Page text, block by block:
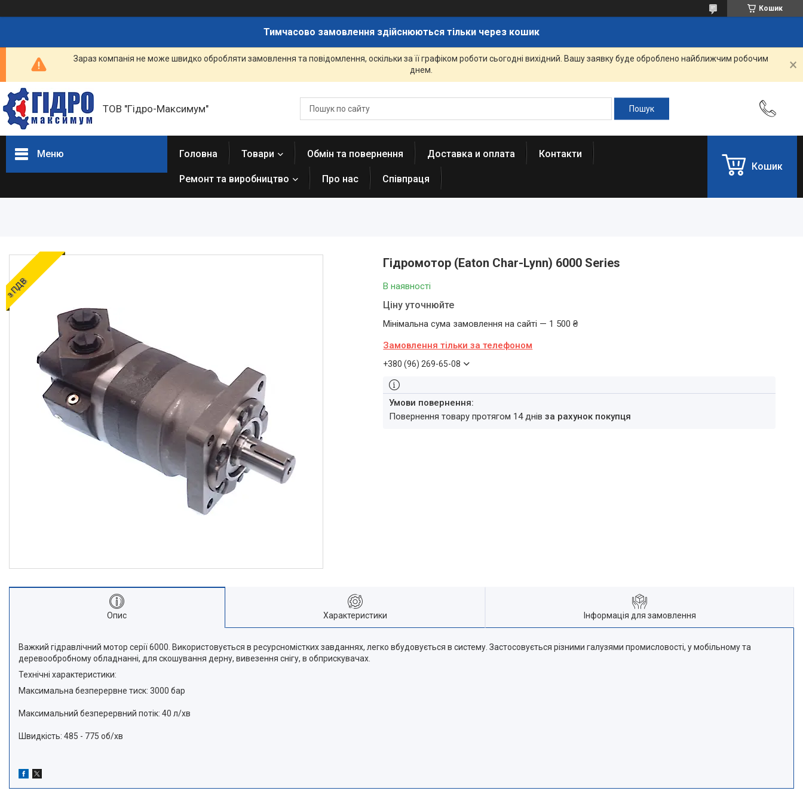
Кошик
Тимчасово замовлення здійснюються тільки через кошик
Зараз компанія не може швидко обробляти замовлення та повідомлення, оскільки за її графіком роботи сьогодні вихідний. Вашу заявку буде оброблено найближчим робочим
днем.
ТОВ "Гідро-Максимум"
Меню
ПНЕВМАТИКА
ОЛИВИ ТА МАСТИЛА
ДІАГНОСТИЧНІ І
КОНТРОЛЬНО-
ВИМІРЮВАЛЬНІ ПРИЛАДИ
Запчастин до
сільгосптехніки
ЗАПЧАСТИНИ ДЛЯ
БУДІВЕЛЬНОЇ І
ДОРОЖНЬОГО ТЕХНІКИ
Запчастини до
навантажувачів
Головна Товари Обмін та повернення Доставка и оплата Контакти
Ремонт та виробництво Про нас Співпраця
Кошик
з ПДВ
Гідромотор (Eaton Char-Lynn) 6000 Series
В наявності
Ціну уточнюйте
Мінімальна сума замовлення на сайті — 1 500 ₴
Замовлення тільки за телефоном
+380 (96) 269-65-08
повернення товару протягом 14 днівза рахунок покупця
Опис Характеристики Інформація для замовлення
Важкий гідравлічний мотор серії 6000. Використовується в ресурсномістких завданнях, легко вбудовується в систему. Застосовується різними галузями промисловості, у мобільному та
деревообробному обладнанні, для скошування дерну, вивезення снігу, в обприскувачах.
Технічні характеристики:
Максимальна безперервне тиск: 3000 бар
Максимальний безперервний потік: 40 л/хв
Швидкість: 485 - 775 об/хв